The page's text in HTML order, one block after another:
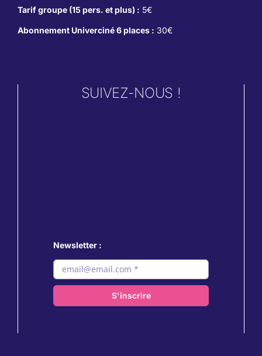
Tarif groupe (15 pers. et plus) : 5€
Abonnement Univerciné 6 places : 30€
SUIVEZ-NOUS !
Newsletter :
S'inscrire